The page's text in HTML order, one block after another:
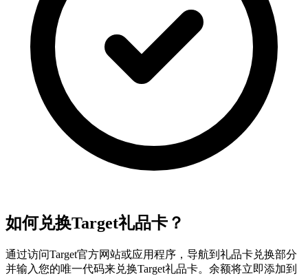
如何兑换Target礼品卡？
通过访问Target官方网站或应用程序，导航到礼品卡兑换部分
并输入您的唯一代码来兑换Target礼品卡。余额将立即添加到